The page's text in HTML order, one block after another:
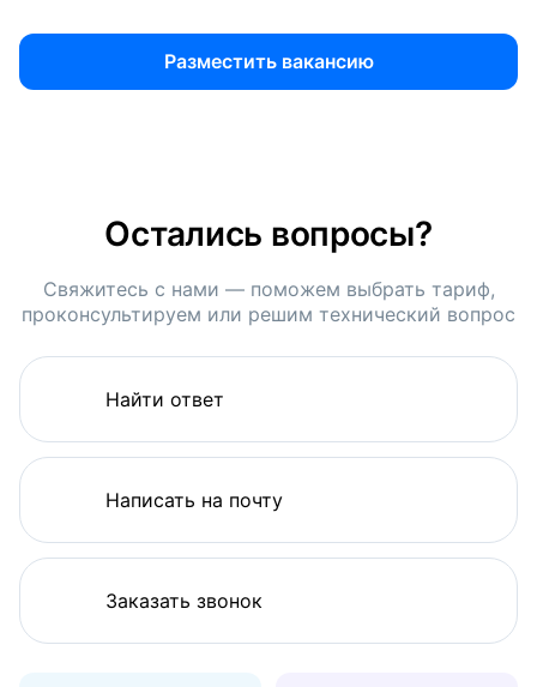
Разместить вакансию
Остались вопросы?
Свяжитесь с нами — поможем выбрать тариф,
проконсультируем или решим технический вопрос
Найти ответ
Написать на почту
Заказать звонок